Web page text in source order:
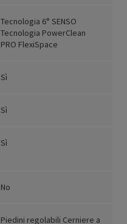
Tecnologia 6° SENSO
Tecnologia PowerClean
PRO FlexiSpace
Sì
Sì
Sì
No
Piedini regolabili Cerniere a